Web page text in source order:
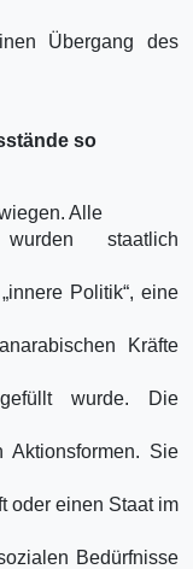
Übergang des
so
Alle
wurden staatlich
Politik“, eine
Kräfte
wurde. Die
Aktionsformen. Sie
oder einen Staat im
Bedürfnisse